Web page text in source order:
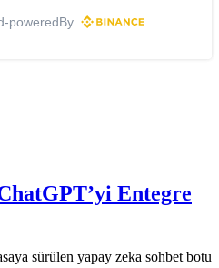
poweredBy
Entegre
sürülen yapay zeka sohbet botu